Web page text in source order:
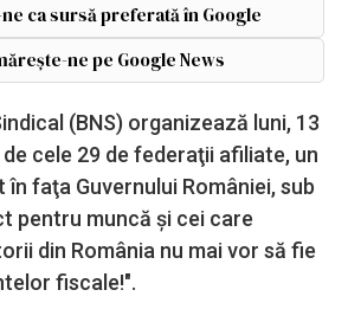
ca sursă preferată în Google
ne pe Google News
(BNS) organizează luni, 13
cele 29 de federaţii afiliate, un
faţa Guvernului României, sub
pentru muncă şi cei care
din România nu mai vor să fie
fiscale!".